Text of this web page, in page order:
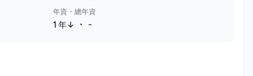
年資・總年資
1 年↓ ・ -